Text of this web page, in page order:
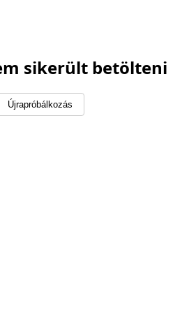
sikerült betölteni
Újrapróbálkozás